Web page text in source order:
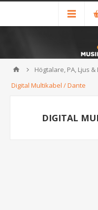
Högtalare, PA, Ljus &
Digital Multikabel / Dante
DIGITAL